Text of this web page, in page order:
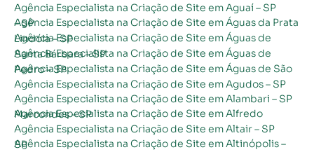
Agência Especialista na Criação de Site em Aguaí – SP
Agência Especialista na Criação de Site em Águas da Prata – SP
Agência Especialista na Criação de Site em Águas de Lindóia – SP
Agência Especialista na Criação de Site em Águas de Santa Bárbara – SP
Agência Especialista na Criação de Site em Águas de São Pedro – SP
Agência Especialista na Criação de Site em Agudos – SP
Agência Especialista na Criação de Site em Alambari – SP
Agência Especialista na Criação de Site em Alfredo Marcondes – SP
Agência Especialista na Criação de Site em Altair – SP
Agência Especialista na Criação de Site em Altinópolis – SP